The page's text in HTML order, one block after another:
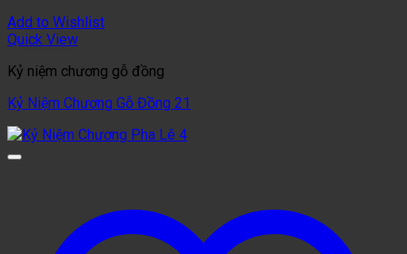
Add to Wishlist
Quick View
Kỷ niệm chương gỗ đồng
Kỷ Niệm Chương Gỗ Đồng 21